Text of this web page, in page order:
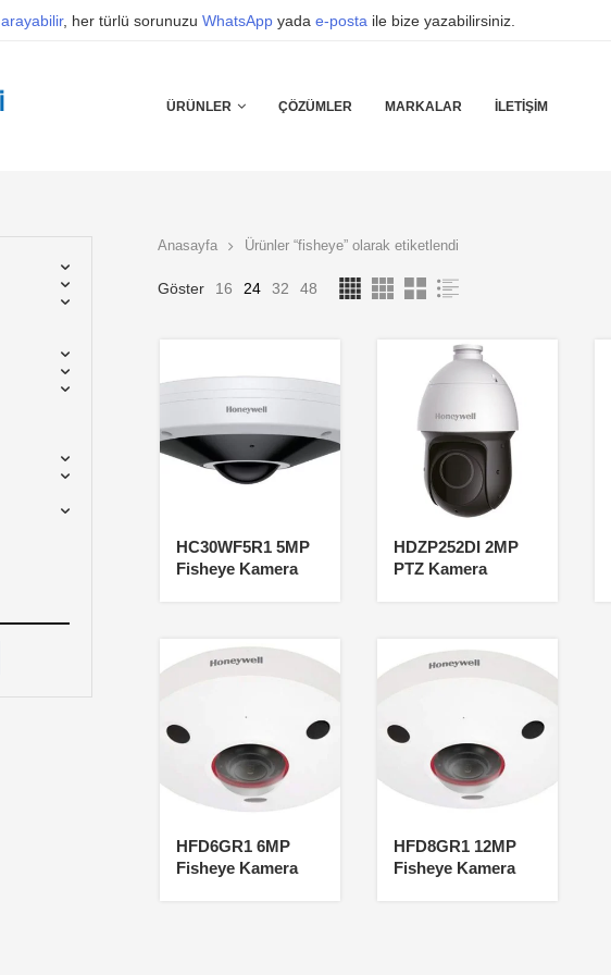
arayabilir, her türlü sorunuzu WhatsApp yada e-posta ile bize yazabilirsiniz.
ÜRÜNLER ÇÖZÜMLER MARKALAR İLETIŞIM
Anasayfa Ürünler “fisheye” olarak etiketlendi
Göster 16 24 32 48
HC30WF5R1 5MP
Fisheye Kamera
HDZP252DI 2MP
PTZ Kamera
HFD6GR1 6MP
Fisheye Kamera
HFD8GR1 12MP
Fisheye Kamera